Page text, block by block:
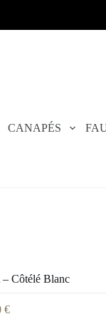
CANAPÉS
Côtélé Blanc
€